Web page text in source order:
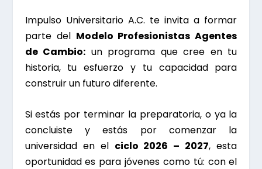
Impulso Universitario A.C. te invita a formar
parte del Modelo Profesionistas Agentes
de Cambio: un programa que cree en tu
historia, tu esfuerzo y tu capacidad para
construir un futuro diferente.
Si estás por terminar la preparatoria, o ya la
concluiste y estás por comenzar la
universidad en el ciclo 2026 – 2027, esta
oportunidad es para jóvenes como tú: con el